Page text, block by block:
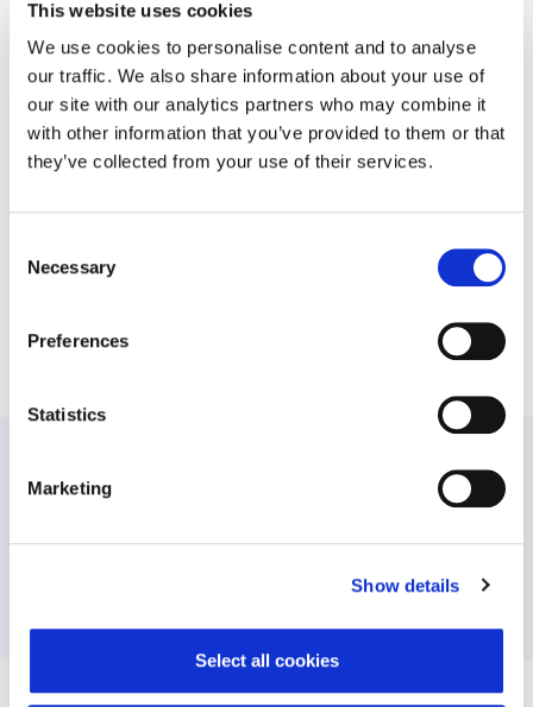
This website uses cookies
We use cookies to personalise content and to analyse
our traffic. We also share information about your use of
our site with our analytics partners who may combine it
with other information that you’ve provided to them or that
they’ve collected from your use of their services.
Selection
Necessary
Preferences
Statistics
Marketing
Show details
Select all cookies
Incorporar este Programa no conjunto de benefícios oferecidos
investimento transformador na criação de uma cultura de
trabalho próspera e solidária.
Para explorar como este Programa de Apoio ao Bem-Estar das
Crianças e das Famílias pode beneficiar os seus colaboradores,
Partilhar este posto
Ajudar Famílias Trabalhadoras a Apoiar Crianças com
SEGUINTE